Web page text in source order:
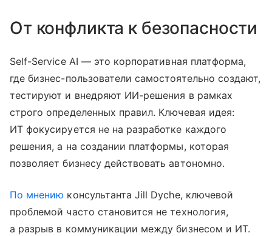
От конфликта к безопасности
Self-Service AI — это корпоративная платформа,
где бизнес-пользователи самостоятельно создают,
тестируют и внедряют ИИ-решения в рамках
строго определенных правил. Ключевая идея:
ИТ фокусируется не на разработке каждого
решения, а на создании платформы, которая
позволяет бизнесу действовать автономно.
По мнению консультанта Jill Dyche, ключевой
проблемой часто становится не технология,
а разрыв в коммуникации между бизнесом и ИТ.